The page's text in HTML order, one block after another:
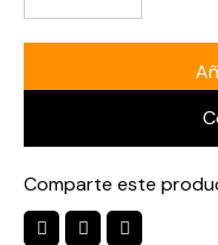
Comparte este